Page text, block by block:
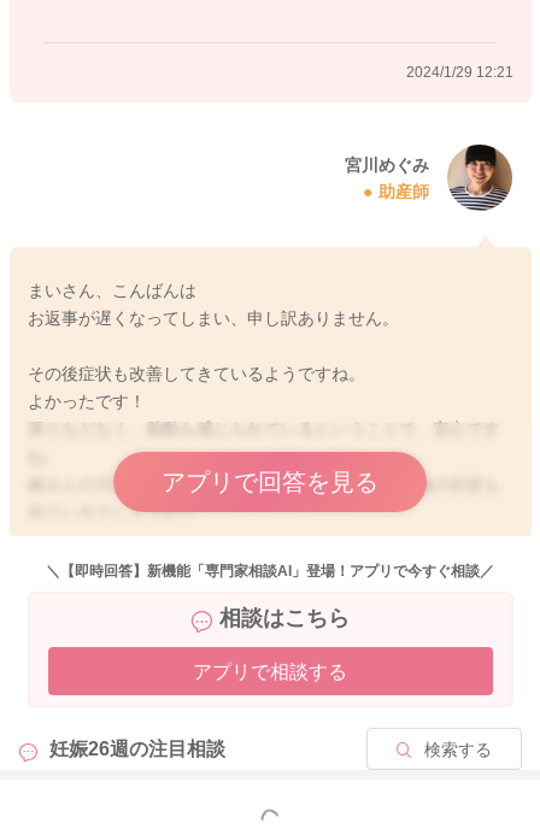
2024/1/29 12:21
宮川めぐみ
助産師
まいさん、こんばんは
お返事が遅くなってしまい、申し訳ありません。
その後症状も改善してきているようですね。
よかったです！
張りなどなく、胎動も感じられているということで、安心です
娘さんの方がお熱を出しているということで、その他の症状も
似ているでしょうか？
まいさんの体調が落ち着いてきているようでしたら、このまま
もし何か気になることがありましたら、受診をなさってみてく
ださい。
どうぞよろしくお願いします。
アプリで回答を見る
＼【即時回答】新機能「専門家相談AI」登場！アプリで今すぐ相談／
相談はこちら
アプリで相談する
妊娠26週の注目相談 検索する
もっと見る